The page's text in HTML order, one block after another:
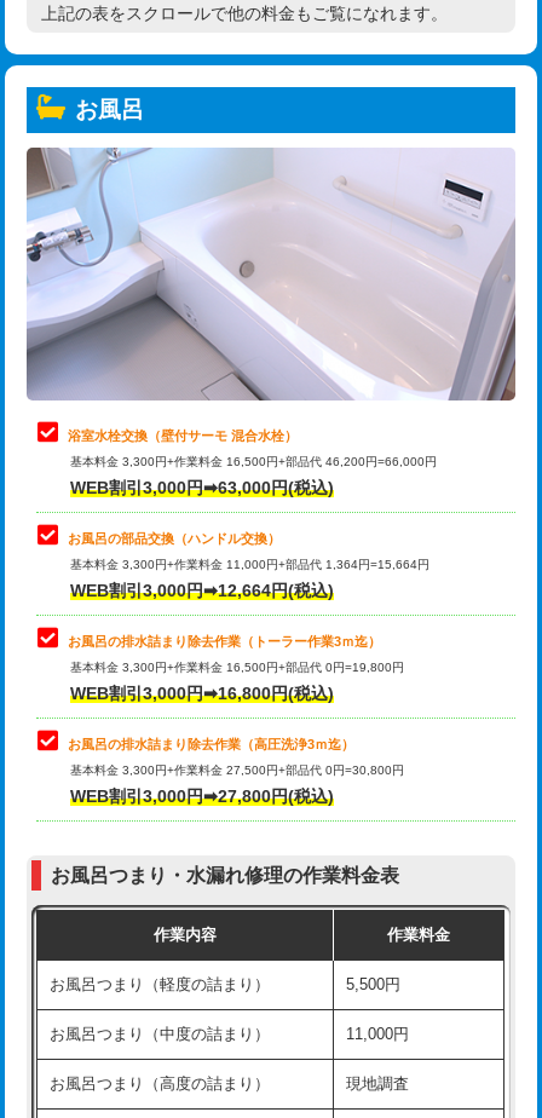
高度高圧洗浄換 現地調査
トーラー機使用/3mまで
追加トーラー機使用/3m超え
カメラ調査 33,000円
桝清掃 8,800円
止水・漏水調査・防水処理・清掃・修
理・調整・分解・加工など（軽作業）
止水・漏水調査・防水処理・清掃・修
理・調整・分解・加工など（中作業）
22,000円
止水・漏水調査・防水処理・清掃・修
理・調整・分解・加工など（重作業）
33,000円
トイレタンク脱着
トイレ便器脱着
タンクレストイレ脱着 33,000円
小便器トイレ脱着
その他部品の脱着 8,800円～
交換・取付（タンク）
交換・取付（普通便座） 11,000円+材料費
交換・取付（温水洗浄便座） 16,500円+材料費
交換・取付(単水栓（壁付・デッキ
式）)
13,200円+材料費
交換・取付(混合水栓（壁付・デッキ
式・ワンホール）)
16,500円+材料費
上記の表をスクロールで他の料金もご覧になれます。
お風呂
浴室水栓交換（壁付サーモ 混合水栓）
基本料金 3,300円+作業料金 16,500円+部品代 46,200円=66,000円
WEB割引3,000円➡63,000円(税込)
お風呂の部品交換（ハンドル交換）
基本料金 3,300円+作業料金 11,000円+部品代 1,364円=15,664円
WEB割引3,000円➡12,664円(税込)
お風呂の排水詰まり除去作業（トーラー作業3ｍ迄）
基本料金 3,300円+作業料金 16,500円+部品代 0円=19,800円
WEB割引3,000円➡16,800円(税込)
お風呂の排水詰まり除去作業（高圧洗浄3ｍ迄）
基本料金 3,300円+作業料金 27,500円+部品代 0円=30,800円
WEB割引3,000円➡27,800円(税込)
お風呂つまり・水漏れ修理の作業料金表
作業内容 作業料金
お風呂つまり（軽度の詰まり） 5,500円
お風呂つまり（中度の詰まり） 11,000円
お風呂つまり（高度の詰まり） 現地調査